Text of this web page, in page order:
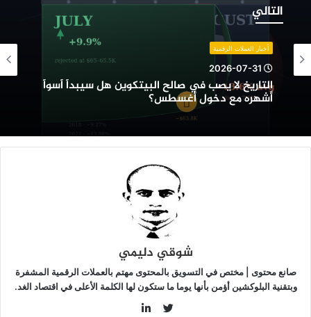
التالي
صالح
البيتكوين
هل
مع
دخول
أخبار العملات الرقمية
2026-07-31
التاريخ لا يصب في صالح البيتكوين هل سيبدأ أسوأ
أشهره مع دخول أغسطس؟
شوقي دليمي
صانع محتوى | مختص في التسويق بالمحتوى مهتم بالعملات الرقمية المشفرة
وبتقنية البلوكشين أؤمن بأنها يوما ما ستكون لها الكلمة الأعلى في اقتصاد الغد.